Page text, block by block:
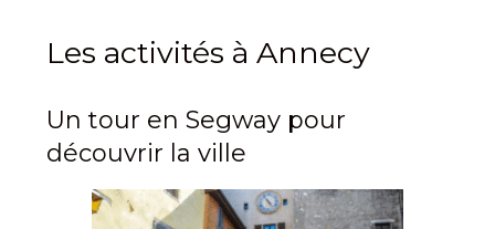
Les activités à Annecy
Un tour en Segway pour
découvrir la ville